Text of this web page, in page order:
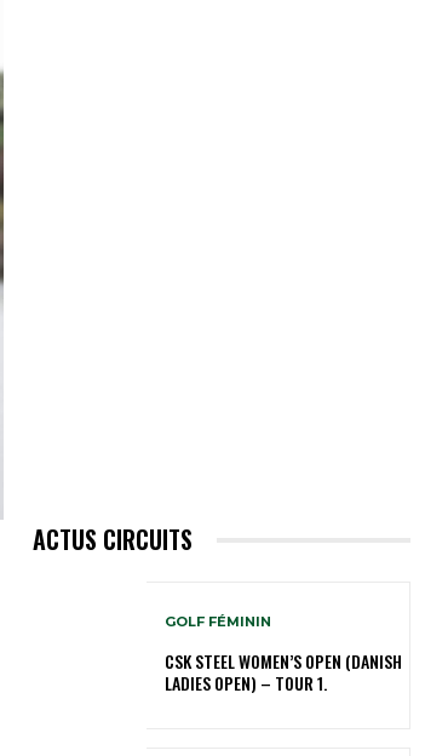
ACTUS CIRCUITS
GOLF FÉMININ
CSK STEEL WOMEN’S OPEN (DANISH
LADIES OPEN) – TOUR 1.